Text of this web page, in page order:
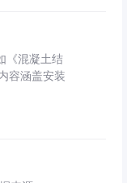
《混凝土结
容涵盖安装